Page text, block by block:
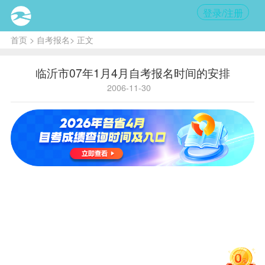
登录/注册
首页> 自考报名> 正文
临沂市07年1月4月自考报名时间的安排
2006-11-30
核心
提
示:
年1月份